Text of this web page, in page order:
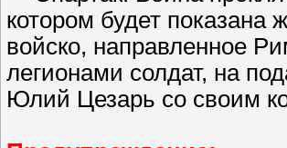
котором будет показана
войско, направленное
легионами солдат, на
Юлий Цезарь со своим